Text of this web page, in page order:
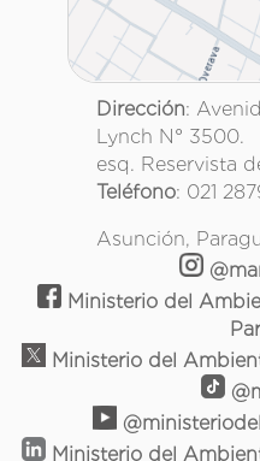
Dirección:
Lynch N° 3500.
esq. Reservista
Teléfono: 021
Asunción,
Ministerio del
Ministerio del
Ministerio del